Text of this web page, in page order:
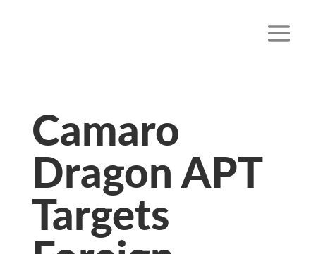
Camaro
Dragon APT
Targets